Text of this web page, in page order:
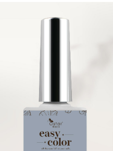
２．便利：只要手機號碼，簡訊認證，
【「AFTEE先享後付」結帳流程】
１．於結帳方式選擇「AFTEE先享後
結帳頁面，進行簡訊認證並確認金額後
３．收到繳費通知簡訊後14天內，點
ATM／網路銀行／等多元方式進行付
※ 請注意：結帳手續完成當下不需立
購買商品的店家。未經商家同意取消
後付繳納相關費用。
※ 交易是否成功請以「AFTEE先享後
是否繳費成功／繳費後需取消欲退款
客戶支援中心」https://
每筆NT$70，滿NT$2,500(含以上
付款後全家取貨
每筆NT$70，滿NT$2,500(含以上)
付款後7-11取貨
每筆NT$70，滿NT$2,500(含以上)